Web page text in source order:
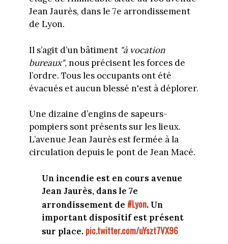
Jean Jaurès, dans le 7e arrondissement
de Lyon.
Il s’agit d’un bâtiment "à vocation
bureaux", nous précisent les forces de
l’ordre. Tous les occupants ont été
évacués et aucun blessé n'est à déplorer.
Une dizaine d’engins de sapeurs-
pompiers sont présents sur les lieux.
L’avenue Jean Jaurès est fermée à la
circulation depuis le pont de Jean Macé.
Un incendie est en cours avenue
Jean Jaurès, dans le 7e
arrondissement de #Lyon. Un
important dispositif est présent
sur place. pic.twitter.com/uYszt7VX96